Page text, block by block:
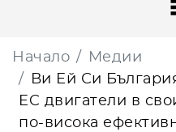
Начало
Медии
Ви Ей Си
EC двигатели в
по-висока